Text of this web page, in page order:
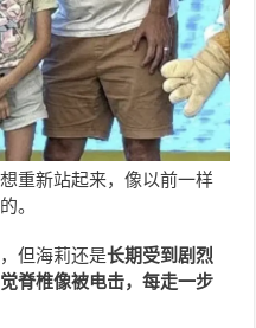
重新站起来，像以前一样
。
但海莉还是长期受到剧烈
脊椎像被电击，每走一步